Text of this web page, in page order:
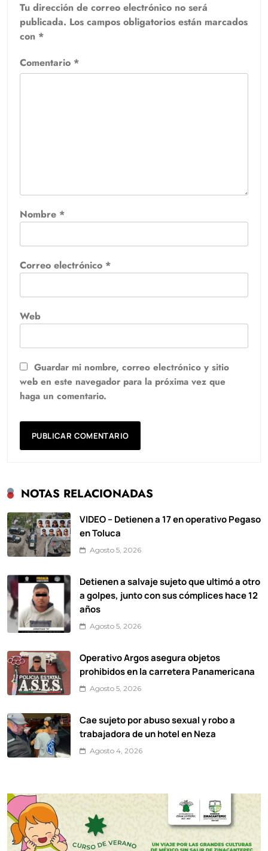
Tu dirección de correo electrónico no será
publicada. Los campos obligatorios están marcados
con *
Comentario *
Nombre *
Correo electrónico *
Web
Guardar mi nombre, correo electrónico y sitio
web en este navegador para la próxima vez que
haga un comentario.
NOTAS RELACIONADAS
VIDEO – Detienen a 17 en operativo Pegaso
en Toluca
Agosto 5, 2026
Detienen a salvaje sujeto que ultimó a otro
a golpes, junto con sus cómplices hace 12
años
Agosto 5, 2026
Operativo Argos asegura objetos
prohibidos en la carretera Panamericana
Agosto 5, 2026
Cae sujeto por abuso sexual y robo a
trabajadora de un hotel en Neza
Agosto 4, 2026